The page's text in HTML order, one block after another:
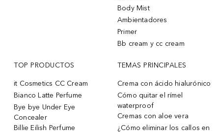
Body Mist
Ambientadores
Primer
Bb cream y cc cream
TOP PRODUCTOS
it Cosmetics CC Cream
Bianco Latte Perfume
Bye bye Under Eye
Concealer
Billie Eilish Perfume
TEMAS PRINCIPALES
Crema con ácido hialurónico
Cómo quitar el rímel
waterproof
Cremas con aloe vera
¿Cómo eliminar los callos en